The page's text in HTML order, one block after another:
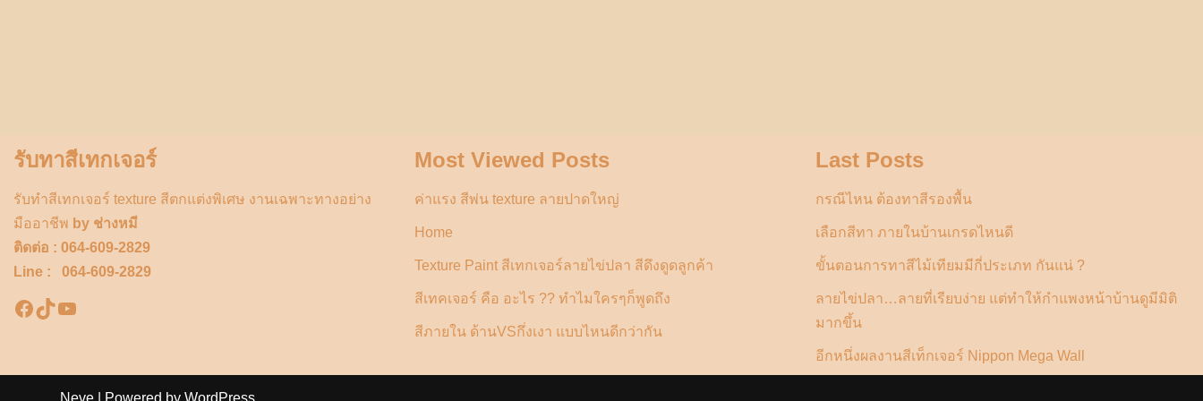
รับทาสีเทกเจอร์
รับทำสีเทกเจอร์ texture สีตกแต่งพิเศษ งานเฉพาะทางอย่าง
มืออาชีพ by ช่างหมี
ติดต่อ : 064-609-2829
Line : 064-609-2829
Most Viewed Posts
ค่าแรง สีพ่น texture ลายปาดใหญ่
Home
Texture Paint สีเทกเจอร์ลายไข่ปลา สีดึงดูดลูกค้า
สีเทคเจอร์ คือ อะไร ?? ทำไมใครๆก็พูดถึง
สีภายใน ด้านVSกึ่งเงา แบบไหนดีกว่ากัน
Last Posts
กรณีไหน ต้องทาสีรองพื้น
เลือกสีทา ภายในบ้านเกรดไหนดี
ขั้นตอนการทาสีไม้เทียมมีกี่ประเภท กันแน่ ?
ลายไข่ปลา…ลายที่เรียบง่าย แต่ทำให้กำแพงหน้าบ้านดูมีมิติ
มากขึ้น
อีกหนึ่งผลงานสีเท็กเจอร์ Nippon Mega Wall
Neve | Powered by WordPress